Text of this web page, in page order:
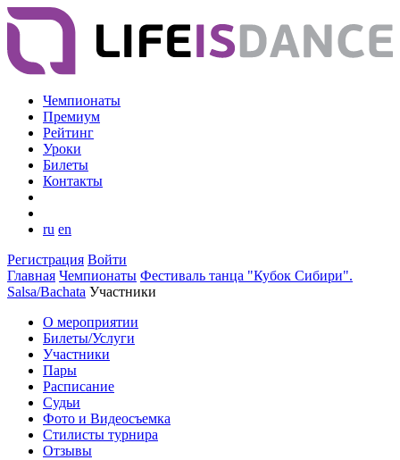
Чемпионаты
Премиум
Рейтинг
Уроки
Билеты
Контакты
ru en
Регистрация Войти
Главная Чемпионаты Фестиваль танца "Кубок Сибири".
Salsa/Bachata Участники
О мероприятии
Билеты/Услуги
Участники
Пары
Расписание
Судьи
Фото и Видеосъемка
Стилисты турнира
Отзывы